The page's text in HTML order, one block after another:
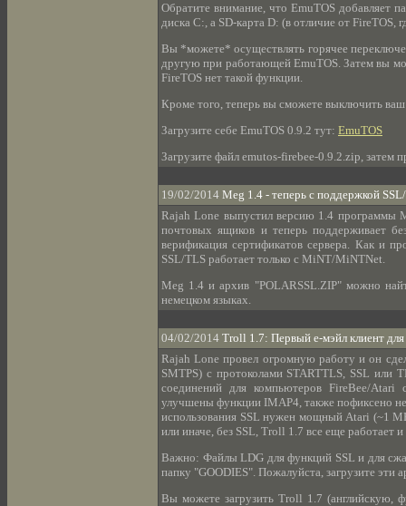
Обратите внимание, что EmuTOS добавляет
диска C:, а SD-карта D: (в отличие от FireTOS,
Вы *можете* осуществлять горячее
другую при работающей EmuTOS. Затем вы
FireTOS нет такой функции.
Кроме того, теперь вы сможете выключить
Загрузите себе EmuTOS 0.9.2 тут: EmuTOS
Загрузите файл emutos-firebee-0.9.2.zip,
19/02/2014 Meg 1.4 - теперь с поддержкой
Rajah Lone выпустил версию 1.4 программы
почтовых ящиков и теперь поддерживает
верификация сертификатов сервера. Как и
SSL/TLS работает только с MiNT/MiNTNet.
Meg 1.4 и архив "POLARSSL.ZIP" можно
немецком языках.
04/02/2014 Troll 1.7: Первый е-мэйл клиент
Rajah Lone провел огромную работу и он
SMTPS) с протоколами STARTTLS, SSL или
соединений для компьютеров FireBee/Atari
улучшены функции IMAP4, также пофиксено
использования SSL нужен мощный Atari (~1
или иначе, без SSL, Troll 1.7 все еще работает
Важно: Файлы LDG для функций SSL и для
папку "GOODIES". Пожалуйста, загрузите эти
Вы можете загрузить Troll 1.7 (английскую,